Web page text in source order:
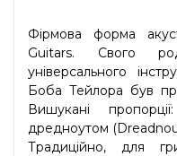
Фірмова форма
Guitars. Свого
універсального
Боба Тейлора був
Вишукані
дредноутом
Традиційно, для